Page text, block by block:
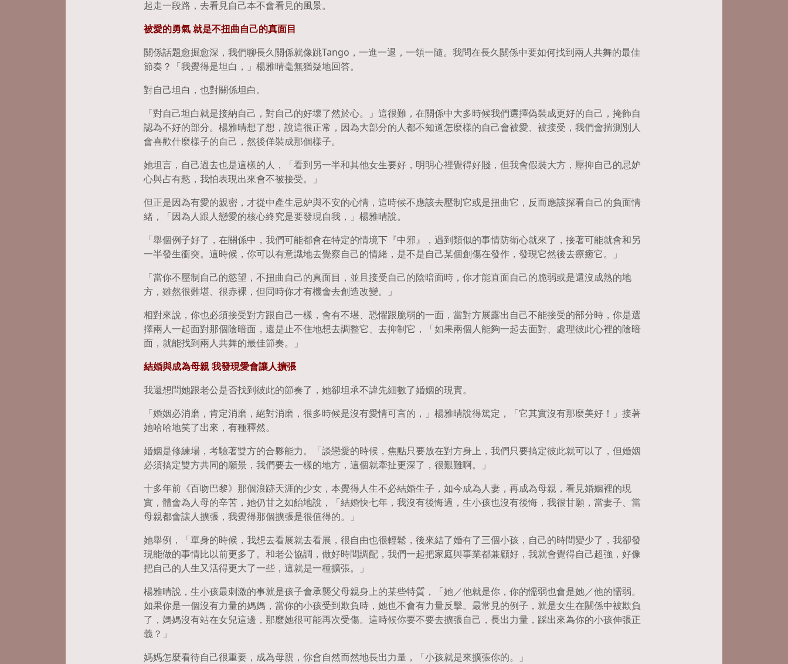
起走一段路，去看見自己本不會看見的風景。
被愛的勇氣 就是不扭曲自己的真面目
關係話題愈掘愈深，我們聊長久關係就像跳Tango，一進一退，一領一隨。我問在長久關係中要如何找到兩人共舞的最佳
節奏？「我覺得是坦白，」楊雅晴毫無猶疑地回答。
對自己坦白，也對關係坦白。
「對自己坦白就是接納自己，對自己的好壞了然於心。」這很難，在關係中大多時候我們選擇偽裝成更好的自己，掩飾自
認為不好的部分。楊雅晴想了想，說這很正常，因為大部分的人都不知道怎麼樣的自己會被愛、被接受，我們會揣測別人
會喜歡什麼樣子的自己，然後佯裝成那個樣子。
她坦言，自己過去也是這樣的人，「看到另一半和其他女生要好，明明心裡覺得好賤，但我會假裝大方，壓抑自己的忌妒
心與占有慾，我怕表現出來會不被接受。」
但正是因為有愛的親密，才從中產生忌妒與不安的心情，這時候不應該去壓制它或是扭曲它，反而應該探看自己的負面情
緒，「因為人跟人戀愛的核心終究是要發現自我，」楊雅晴說。
「舉個例子好了，在關係中，我們可能都會在特定的情境下『中邪』，遇到類似的事情防衛心就來了，接著可能就會和另
一半發生衝突。這時候，你可以有意識地去覺察自己的情緒，是不是自己某個創傷在發作，發現它然後去療癒它。」
「當你不壓制自己的慾望，不扭曲自己的真面目，並且接受自己的陰暗面時，你才能直面自己的脆弱或是還沒成熟的地
方，雖然很難堪、很赤裸，但同時你才有機會去創造改變。」
相對來說，你也必須接受對方跟自己一樣，會有不堪、恐懼跟脆弱的一面，當對方展露出自己不能接受的部分時，你是選
擇兩人一起面對那個陰暗面，還是止不住地想去調整它、去抑制它，「如果兩個人能夠一起去面對、處理彼此心裡的陰暗
面，就能找到兩人共舞的最佳節奏。」
結婚與成為母親 我發現愛會讓人擴張
我還想問她跟老公是否找到彼此的節奏了，她卻坦承不諱先細數了婚姻的現實。
「婚姻必消磨，肯定消磨，絕對消磨，很多時候是沒有愛情可言的，」楊雅晴說得篤定，「它其實沒有那麼美好！」接著
她哈哈地笑了出來，有種釋然。
婚姻是修練場，考驗著雙方的合夥能力。「談戀愛的時候，焦點只要放在對方身上，我們只要搞定彼此就可以了，但婚姻
必須搞定雙方共同的願景，我們要去一樣的地方，這個就牽扯更深了，很艱難啊。」
十多年前《百吻巴黎》那個浪跡天涯的少女，本覺得人生不必結婚生子，如今成為人妻，再成為母親，看見婚姻裡的現
實，體會為人母的辛苦，她仍甘之如飴地說，「結婚快七年，我沒有後悔過，生小孩也沒有後悔，我很甘願，當妻子、當
母親都會讓人擴張，我覺得那個擴張是很值得的。」
她舉例，「單身的時候，我想去看展就去看展，很自由也很輕鬆，後來結了婚有了三個小孩，自己的時間變少了，我卻發
現能做的事情比以前更多了。和老公協調，做好時間調配，我們一起把家庭與事業都兼顧好，我就會覺得自己超強，好像
把自己的人生又活得更大了一些，這就是一種擴張。」
楊雅晴說，生小孩最刺激的事就是孩子會承襲父母親身上的某些特質，「她／他就是你，你的懦弱也會是她／他的懦弱。
如果你是一個沒有力量的媽媽，當你的小孩受到欺負時，她也不會有力量反擊。最常見的例子，就是女生在關係中被欺負
了，媽媽沒有站在女兒這邊，那麼她很可能再次受傷。這時候你要不要去擴張自己，長出力量，踩出來為你的小孩伸張正
義？」
媽媽怎麼看待自己很重要，成為母親，你會自然而然地長出力量，「小孩就是來擴張你的。」